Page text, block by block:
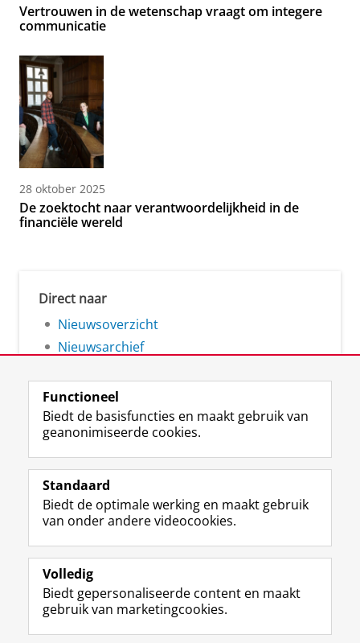
Vertrouwen in de wetenschap vraagt om integere
communicatie
28 oktober 2025
De zoektocht naar verantwoordelijkheid in de
financiële wereld
Direct naar
Nieuwsoverzicht
Nieuwsarchief
Volg de RUG
F
a
e
b
o
p
a
i
L
i
k
e
I
-
p
g
R
S
-
f
e
R
k
I
n
t
r
m
c
Y
o
T
e
k
a
Studiekiezers
Alumni
Over ons
Functioneel
Biedt de basisfuncties en maakt gebruik van
geanonimiseerde cookies.
Standaard
Biedt de optimale werking en maakt gebruik
van onder andere videocookies.
Volledig
Biedt gepersonaliseerde content en maakt
gebruik van marketingcookies.